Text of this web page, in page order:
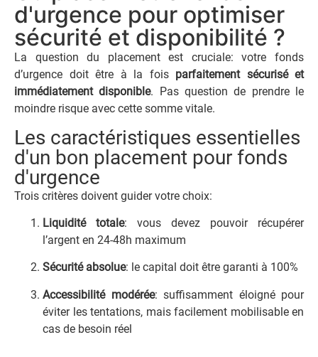
d'urgence pour optimiser
sécurité et disponibilité ?
La question du placement est cruciale: votre fonds
d’urgence doit être à la fois parfaitement sécurisé et
immédiatement disponible. Pas question de prendre le
moindre risque avec cette somme vitale.
Les caractéristiques essentielles
d'un bon placement pour fonds
d'urgence
Trois critères doivent guider votre choix:
Liquidité totale: vous devez pouvoir récupérer
l’argent en 24-48h maximum
Sécurité absolue: le capital doit être garanti à 100%
Accessibilité modérée: suffisamment éloigné pour
éviter les tentations, mais facilement mobilisable en
cas de besoin réel